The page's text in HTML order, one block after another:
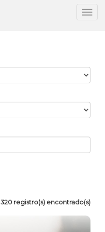
320 registro(s) encontrado(s)